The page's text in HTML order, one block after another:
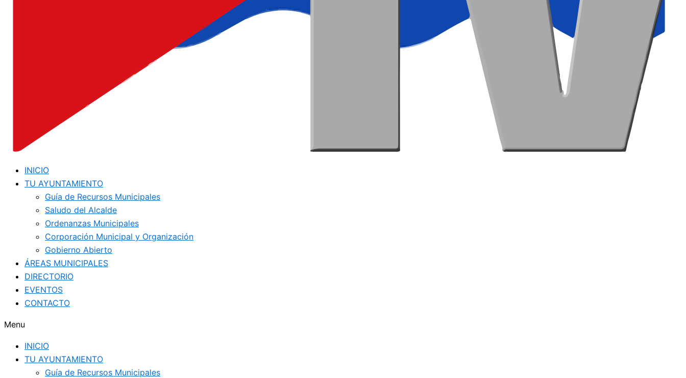
INICIO
TU AYUNTAMIENTO
Guía de Recursos Municipales
Saludo del Alcalde
Ordenanzas Municipales
Corporación Municipal y Organización
Gobierno Abierto
ÁREAS MUNICIPALES
DIRECTORIO
EVENTOS
CONTACTO
Menu
INICIO
TU AYUNTAMIENTO
Guía de Recursos Municipales